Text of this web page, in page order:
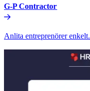
G-P Contractor​​
Anlita entreprenörer enkelt.​​